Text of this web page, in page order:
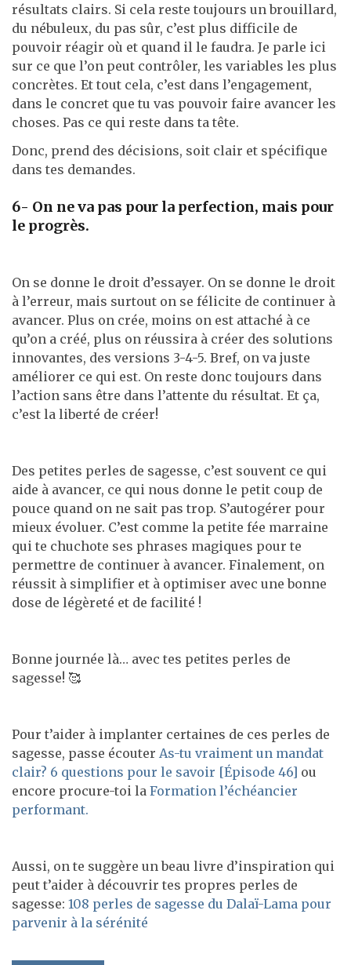
résultats clairs. Si cela reste toujours un brouillard,
du nébuleux, du pas sûr, c’est plus difficile de
pouvoir réagir où et quand il le faudra. Je parle ici
sur ce que l’on peut contrôler, les variables les plus
concrètes. Et tout cela, c’est dans l’engagement,
dans le concret que tu vas pouvoir faire avancer les
choses. Pas ce qui reste dans ta tête.
Donc, prend des décisions, soit clair et spécifique
dans tes demandes.
6- On ne va pas pour la perfection, mais pour
le progrès.
On se donne le droit d’essayer. On se donne le droit
à l’erreur, mais surtout on se félicite de continuer à
avancer. Plus on crée, moins on est attaché à ce
qu’on a créé, plus on réussira à créer des solutions
innovantes, des versions 3-4-5. Bref, on va juste
améliorer ce qui est. On reste donc toujours dans
l’action sans être dans l’attente du résultat. Et ça,
c’est la liberté de créer!
Des petites perles de sagesse, c’est souvent ce qui
aide à avancer, ce qui nous donne le petit coup de
pouce quand on ne sait pas trop. S’autogérer pour
mieux évoluer. C’est comme la petite fée marraine
qui te chuchote ses phrases magiques pour te
permettre de continuer à avancer. Finalement, on
réussit à simplifier et à optimiser avec une bonne
dose de légèreté et de facilité !
Bonne journée là… avec tes petites perles de
sagesse! 🥰
Pour t’aider à implanter certaines de ces perles de
sagesse, passe écouter As-tu vraiment un mandat
clair? 6 questions pour le savoir [Épisode 46] ou
encore procure-toi la Formation l’échéancier
performant.
Aussi, on te suggère un beau livre d’inspiration qui
peut t’aider à découvrir tes propres perles de
sagesse: 108 perles de sagesse du Dalaï-Lama pour
parvenir à la sérénité